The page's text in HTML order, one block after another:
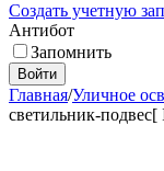
Создать учетную
Антибот
Запомнить
Войти
Главная/Уличное
светильник-